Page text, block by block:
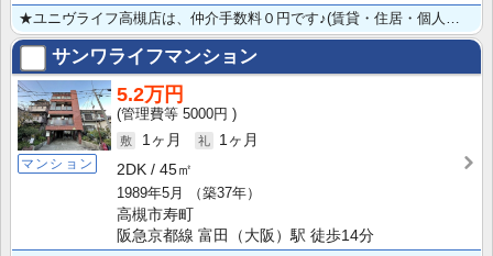
サンワライフマンション
マンション
5.2万円
5000円
1ヶ月
1ヶ月
2DK
45㎡
1989年5月
（築37年）
高槻市寿町
阪急京都線 富田（大阪）駅 徒歩14分